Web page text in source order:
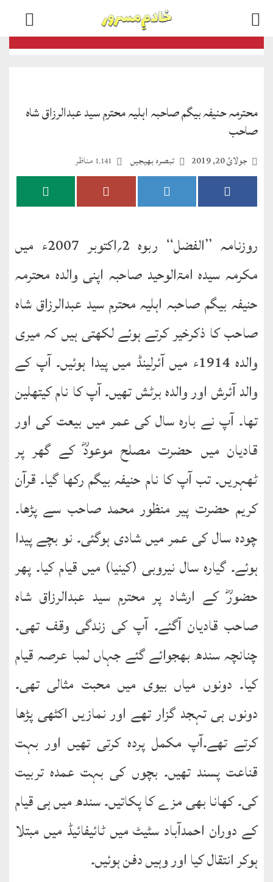
اخبارات
الفضل
ڈائجسٹ
الفضل
انٹرنیشنل
احمدیہ
طارق
ھوالشافی
اسماعیل
دیگر
خطبات
جمعہ
عیدین
خطابات
تربیتی
ھوالشافی
کتب
انور
اردو
تعارف
کتاب
:
’’پردہ‘‘
English
Books
دریچۂ
محترمہ حنیفہ بیگم صاحبہ اہلیہ محترم سید عبدالرزاق شاہ
صاحب
تبصرہ بھیجیں جولائ 20, 2019 1,141 مناظر
روزنامہ ’’الفضل‘‘ ربوہ 2؍اکتوبر 2007ء میں
مکرمہ سیدہ امۃالوحید صاحبہ اپنی والدہ محترمہ
حنیفہ بیگم صاحبہ اہلیہ محترم سید عبدالرزاق شاہ
صاحب کا ذکرخیر کرتے ہوئے لکھتی ہیں کہ میری
والدہ 1914ء میں آئرلینڈ میں پیدا ہوئیں۔ آپ کے
والد آئرش اور والدہ برٹش تھیں۔ آپ کا نام کیتھلین
تھا۔ آپ نے بارہ سال کی عمر میں بیعت کی اور
قادیان میں حضرت مصلح موعودؓ کے گھر پر
ٹھہریں۔ تب آپ کا نام حنیفہ بیگم رکھا گیا۔ قرآن
کریم حضرت پیر منظور محمد صاحب سے پڑھا۔
چودہ سال کی عمر میں شادی ہوگئی۔ نو بچے پیدا
ہوئے۔ گیارہ سال نیروبی (کینیا) میں قیام کیا۔ پھر
حضورؓ کے ارشاد پر محترم سید عبدالرزاق شاہ
صاحب قادیان آگئے۔ آپ کی زندگی وقف تھی۔
چنانچہ سندھ بھجوائے گئے جہاں لمبا عرصہ قیام
کیا۔ دونوں میاں بیوی میں محبت مثالی تھی۔
دونوں ہی تہجد گزار تھے اور نمازیں اکٹھی پڑھا
کرتے تھے۔آپ مکمل پردہ کرتی تھیں اور بہت
قناعت پسند تھیں۔ بچوں کی بہت عمدہ تربیت
کی۔ کھانا بھی مزے کا پکاتیں۔ سندھ میں ہی قیام
کے دوران احمدآباد سٹیٹ میں ٹائیفائیڈ میں مبتلا
ہوکر انتقال کیا اور وہیں دفن ہوئیں۔